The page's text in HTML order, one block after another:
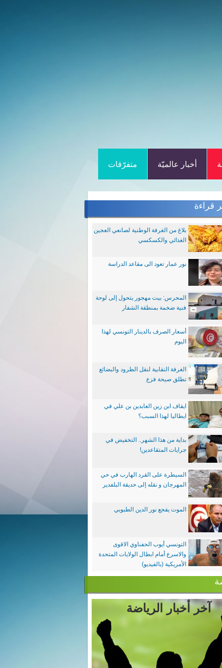
أخبار عالميّة متفرّقات
قراءة
بلاغ من الغرفة الوطنية لصانعي العجين
الغذائي والكسكسي
نور عمار تعود الى مقاعد الدراسة
المحرس: بيت مهجور يتحول إلى لوحة
فنية ضخمة بمنطقة الشفار
أسعار الصرف بالدينار التونسي لهذا
اليوم
الغرفة النقابية لنقل الطرود والبضائع
تطلق صيحة فزع
ايقاف ابن زين العابدين بن علي في
ايطاليا لهذا السبب؟
بداية من هذا الشهر.. التخفيض في
جرايات المتقاعدين!
السيطرة على القرد الهارب في حي
المهرجان و نقله إلى حديقة البلفدير
الموت يفجع نور الدين الطبوبي
التونسي أيوب الحفناوي الاقوى
والاسرع أمام ابطال الولايات المتحدة
الأمريكية (بالفيديو)
آخر أخبار الرياضة